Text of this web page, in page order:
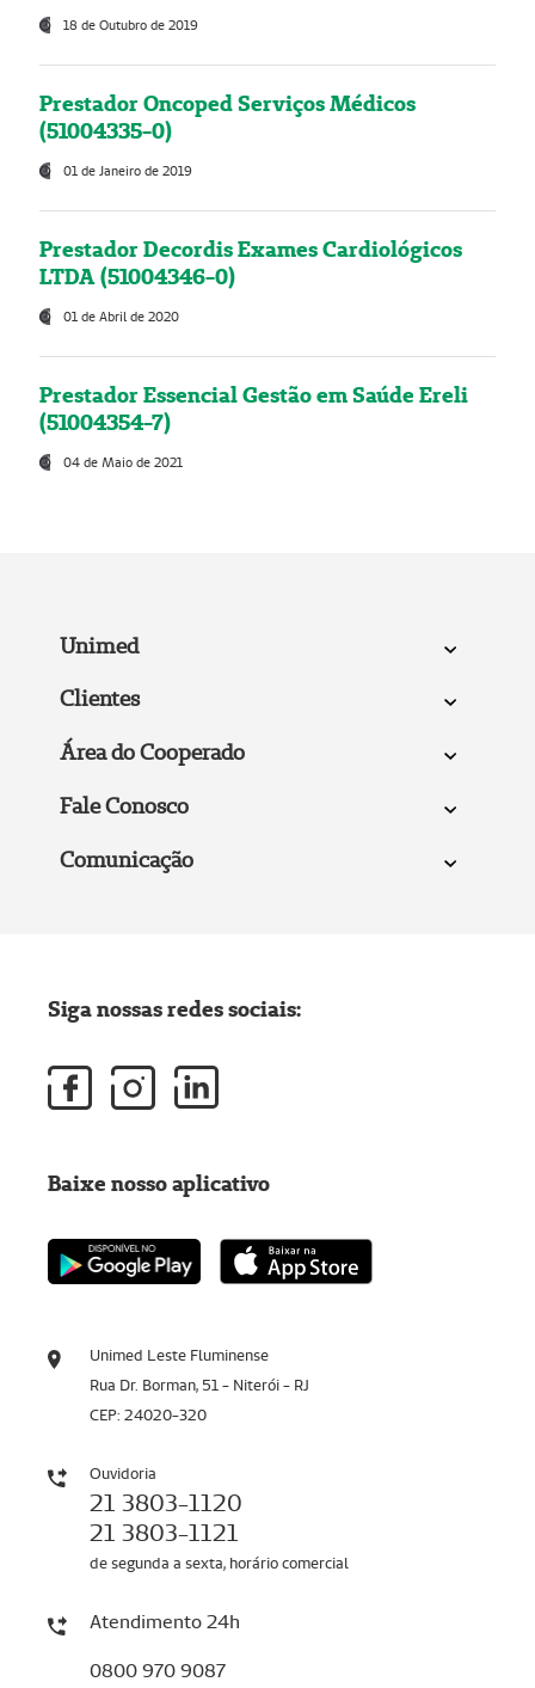
18 de Outubro de 2019
Prestador Oncoped Serviços Médicos
(51004335-0)
01 de Janeiro de 2019
Prestador Decordis Exames Cardiológicos
LTDA (51004346-0)
01 de Abril de 2020
Prestador Essencial Gestão em Saúde Ereli
(51004354-7)
04 de Maio de 2021
Unimed
Clientes
Área do Cooperado
Fale Conosco
Comunicação
Unimed Leste Fluminense
Rua Dr. Borman, 51 - Niterói - RJ
CEP: 24020-320
Ouvidoria
21 3803-1120
21 3803-1121
de segunda a sexta, horário comercial
Atendimento 24h
0800 970 9087
Siga nossas redes sociais:
Baixe nosso aplicativo